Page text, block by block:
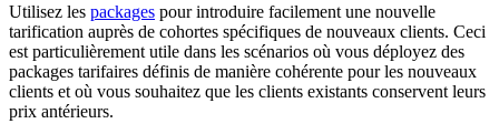
Utilisez les packages pour introduire facilement une nouvelle
tarification auprès de cohortes spécifiques de nouveaux clients. Ceci
est particulièrement utile dans les scénarios où vous déployez des
packages tarifaires définis de manière cohérente pour les nouveaux
clients et où vous souhaitez que les clients existants conservent leurs
prix antérieurs.